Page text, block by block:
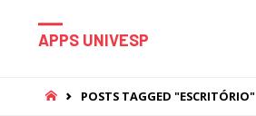
APPS UNIVESP
HOMEPOSTS TAGGED "ESCRITÓRIO"